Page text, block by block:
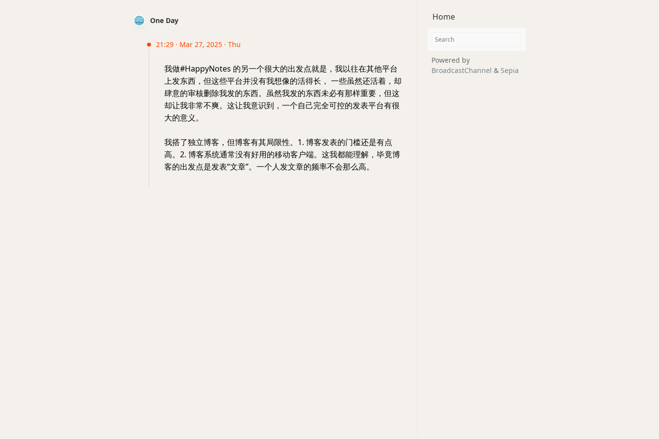
One Day
21:29 · Mar 27, 2025 · Thu
我做#HappyNotes 的另一个很大的出发点就是，我以往在其他平台
上发东西，但这些平台并没有我想像的活得长， 一些虽然还活着，却
肆意的审核删除我发的东西。虽然我发的东西未必有那样重要，但这
却让我非常不爽。这让我意识到，一个自己完全可控的发表平台有很
大的意义。
我搭了独立博客，但博客有其局限性。1. 博客发表的门槛还是有点
高。2. 博客系统通常没有好用的移动客户端。这我都能理解，毕竟博
客的出发点是发表“文章”。一个人发文章的频率不会那么高。
Home
Powered by
BroadcastChannel & Sepia